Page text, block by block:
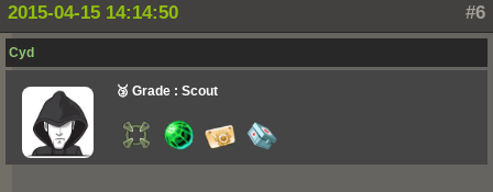
#6
2015-04-15 14:14:50
Cyd
🥉 Grade : Scout